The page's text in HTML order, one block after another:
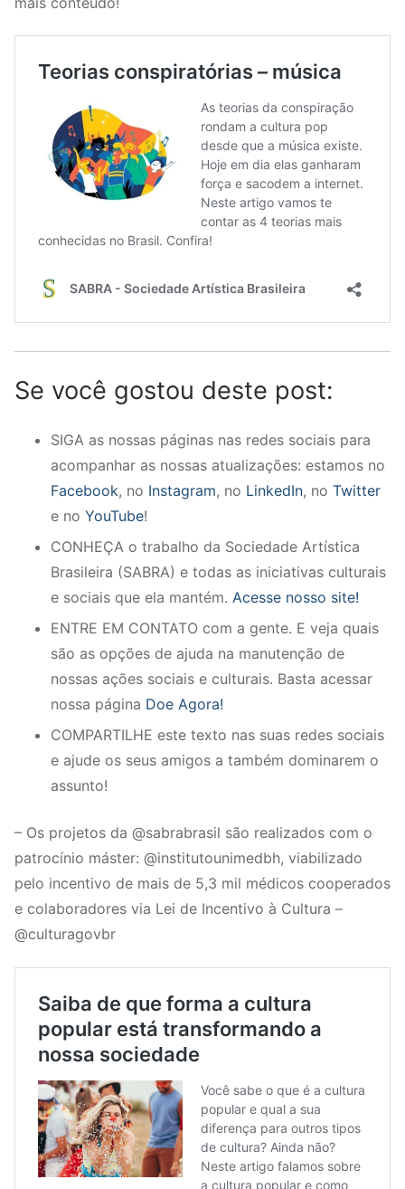
Se você gostou deste post:
SIGA as nossas páginas nas redes sociais para
acompanhar as nossas atualizações: estamos no
Facebook, no Instagram, no LinkedIn, no Twitter
e no YouTube!
CONHEÇA o trabalho da Sociedade Artística
Brasileira (SABRA) e todas as iniciativas culturais
e sociais que ela mantém. Acesse nosso site!
ENTRE EM CONTATO com a gente. E veja quais
são as opções de ajuda na manutenção de
nossas ações sociais e culturais. Basta acessar
nossa página Doe Agora!
COMPARTILHE este texto nas suas redes sociais
e ajude os seus amigos a também dominarem o
assunto!
– Os projetos da @sabrabrasil são realizados com o
patrocínio máster: @institutounimedbh, viabilizado
pelo incentivo de mais de 5,3 mil médicos cooperados
e colaboradores via Lei de Incentivo à Cultura –
@culturagovbr